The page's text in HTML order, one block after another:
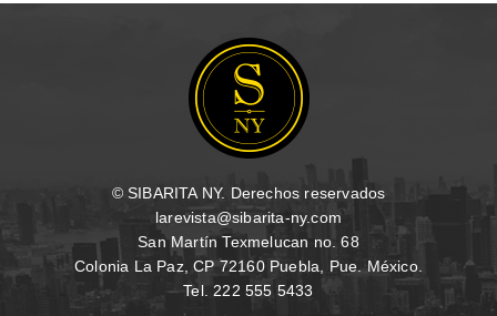
© SIBARITA NY. Derechos reservados
larevista@sibarita-ny.com
San Martín Texmelucan no. 68
Colonia La Paz, CP 72160 Puebla, Pue. México.
Tel. 222 555 5433